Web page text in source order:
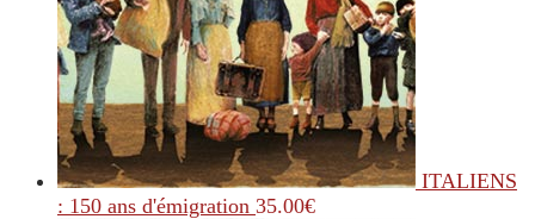
ITALIENS
: 150 ans d'émigration 35.00€